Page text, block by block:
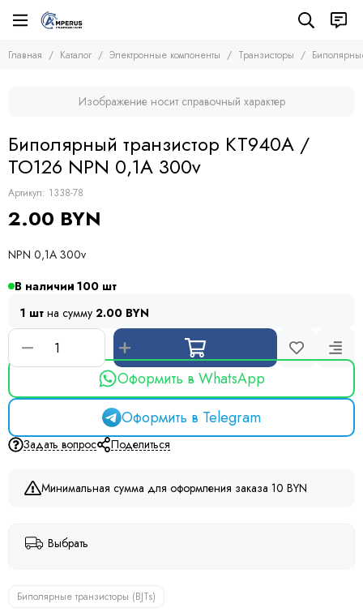
Электронные компоненты
Транзисторы
Транзисторы
Биполярные транзисторы (BJTs)
Тиристоры и симисторы
Модули
Резисторы
Предохранители
Дроссели
Фоточувствительные элементы
Главная Каталог Электронные компоненты Транзисторы
Изображение носит справочный характер
Биполярный транзистор КТ940А /
TO126 NPN 0,1A 300v
Артикул: 1338-78
2.00 BYN
NPN 0,1A 300v
В наличии 100
1 шт на сумму 2.00 BYN
Оформить в WhatsApp
Оформить в Telegram
Задать вопрос Поделиться
Минимальная сумма для оформления заказа 10 BYN
Выбрать
Биполярные транзисторы (BJTs)